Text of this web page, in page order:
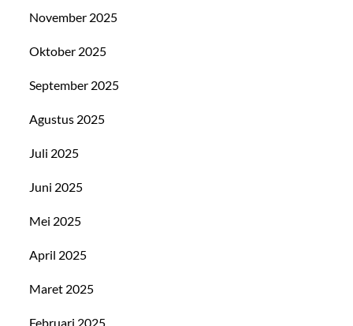
November 2025
Oktober 2025
September 2025
Agustus 2025
Juli 2025
Juni 2025
Mei 2025
April 2025
Maret 2025
Februari 2025